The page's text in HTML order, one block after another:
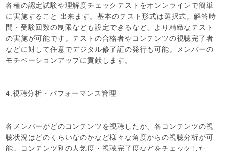
各種の認定試験や理解度チェックテストをオンンラインで簡単
に実施すること 出来ます。基本のテスト形式は選択式。解答時
間・受験回数の制限なども設定できるなど、より精緻なテスト
の実施が可能です。テストの合格者やコンテンツの視聴完了者
などに対して任意でデジタル修了証の発行も可能。メンバーの
モチベーションアップに貢献します。
4.視聴分析・パフォーマンス管理
各メンバーがどのコンテンツを視聴したか、各コンテンツの視
聴状況はどのくらいなのかなど様々な角度からの視聴分析が可
能。コンテンツ別の人気度・視聴完了度などをチェックした